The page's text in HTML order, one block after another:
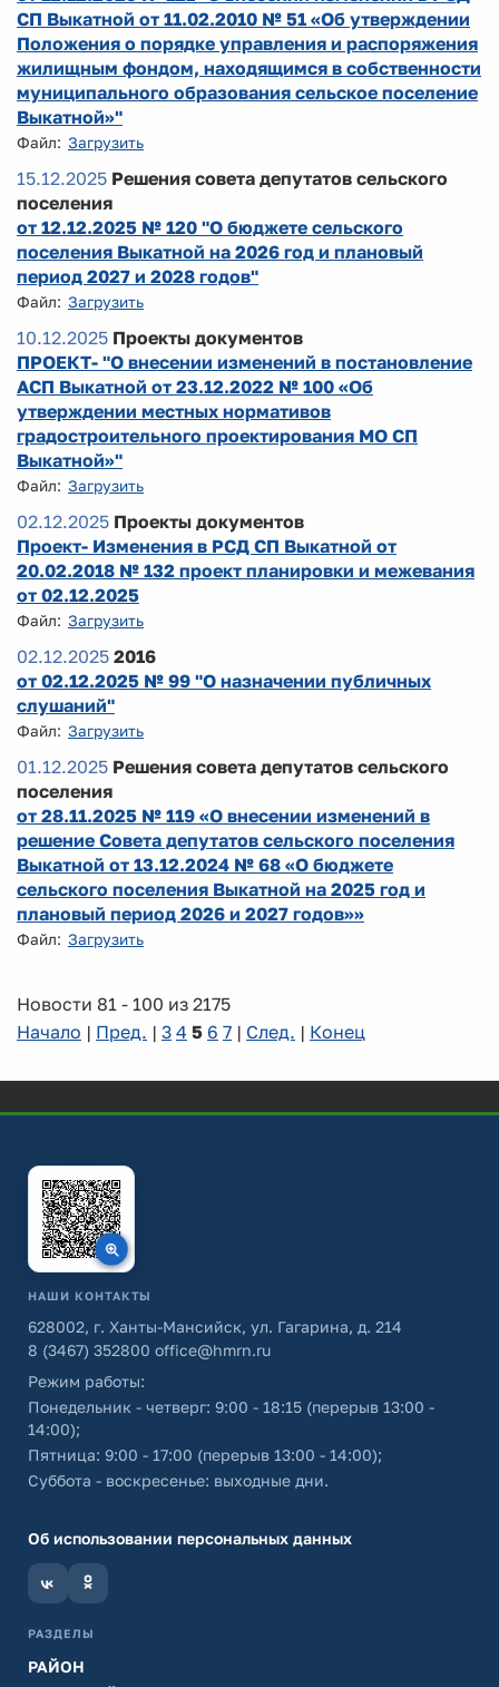
СП Выкатной от 11.02.2010 № 51 «Об утверждении
Положения о порядке управления и распоряжения
жилищным фондом, находящимся в собственности
муниципального образования сельское поселение
Выкатной»"
Файл: Загрузить
15.12.2025 Решения совета депутатов сельского
поселения
от 12.12.2025 № 120 "О бюджете сельского
поселения Выкатной на 2026 год и плановый
период 2027 и 2028 годов"
Файл: Загрузить
10.12.2025 Проекты документов
ПРОЕКТ- "О внесении изменений в постановление
АСП Выкатной от 23.12.2022 № 100 «Об
утверждении местных нормативов
градостроительного проектирования МО СП
Выкатной»"
Файл: Загрузить
02.12.2025 Проекты документов
Проект- Изменения в РСД СП Выкатной от
20.02.2018 № 132 проект планировки и межевания
от 02.12.2025
Файл: Загрузить
02.12.2025 2016
от 02.12.2025 № 99 "О назначении публичных
слушаний"
Файл: Загрузить
01.12.2025 Решения совета депутатов сельского
поселения
от 28.11.2025 № 119 «О внесении изменений в
решение Совета депутатов сельского поселения
Выкатной от 13.12.2024 № 68 «О бюджете
сельского поселения Выкатной на 2025 год и
плановый период 2026 и 2027 годов»»
Файл: Загрузить
Новости 81 - 100 из 2175
Начало | Пред. | 3 4 5 6 7 | След. | Конец
НАШИ КОНТАКТЫ
628002, г. Ханты-Мансийск, ул. Гагарина, д. 214
8 (3467) 352800 office@hmrn.ru
Режим работы:
Понедельник - четверг: 9:00 - 18:15 (перерыв 13:00 -
14:00);
Пятница: 9:00 - 17:00 (перерыв 13:00 - 14:00);
Суббота - воскресенье: выходные дни.
Об использовании персональных данных
РАЗДЕЛЫ
РАЙОН